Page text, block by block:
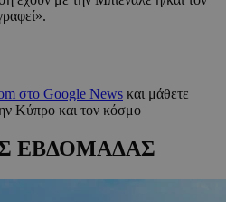
στο Google News και μάθετε
Κύπρο και τον κόσμο
ΕΒΔΟΜΑΔΑΣ